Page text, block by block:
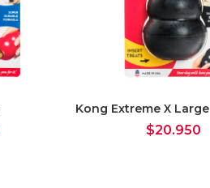
Kong Extreme X Large
$20.950